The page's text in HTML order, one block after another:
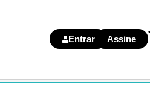
Entrar Assine